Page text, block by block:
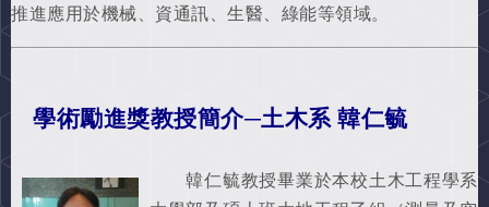
推進應用於機械、資通訊、生醫、綠能等領域。
學術勵進獎教授簡介─土木系 韓仁毓
韓仁毓教授畢業於本校土木工程學系